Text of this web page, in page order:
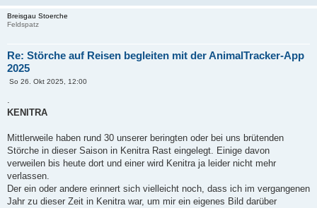
Breisgau Stoerche
Feldspatz
Re: Störche auf Reisen begleiten mit der AnimalTracker-App
2025
B
r
So 26. Okt 2025, 12:00
.
KENITRA
Mittlerweile haben rund 30 unserer beringten oder bei uns brütenden
Störche in dieser Saison in Kenitra Rast eingelegt. Einige davon
verweilen bis heute dort und einer wird Kenitra ja leider nicht mehr
verlassen.
Der ein oder andere erinnert sich vielleicht noch, dass ich im vergangenen
Jahr zu dieser Zeit in Kenitra war, um mir ein eigenes Bild darüber